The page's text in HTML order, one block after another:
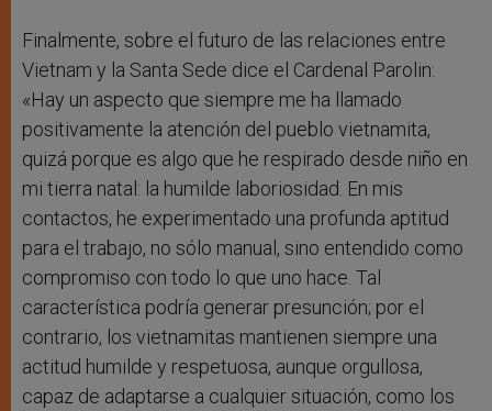
Finalmente, sobre el futuro de las relaciones entre
Vietnam y la Santa Sede dice el Cardenal Parolin:
«Hay un aspecto que siempre me ha llamado
positivamente la atención del pueblo vietnamita,
quizá porque es algo que he respirado desde niño en
mi tierra natal: la humilde laboriosidad. En mis
contactos, he experimentado una profunda aptitud
para el trabajo, no sólo manual, sino entendido como
compromiso con todo lo que uno hace. Tal
característica podría generar presunción; por el
contrario, los vietnamitas mantienen siempre una
actitud humilde y respetuosa, aunque orgullosa,
capaz de adaptarse a cualquier situación, como los